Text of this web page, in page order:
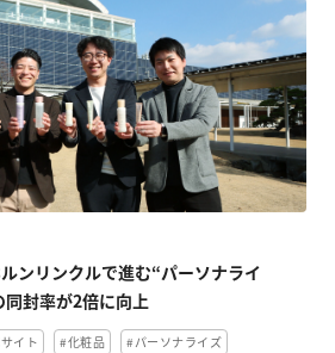
ンリンクルで進む“パーソナライ
封率が2倍に向上
イト #化粧品 #パーソナライズ